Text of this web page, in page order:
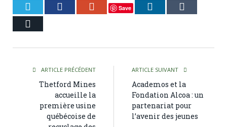
Twitter Facebook Google+
Save LinkedIn
ARTICLE PRÉCÉDENT
Thetford Mines
accueille la
première usine
québécoise de
ARTICLE SUIVANT
Academos et la
Fondation Alcoa : un
partenariat pour
l’avenir des jeunes